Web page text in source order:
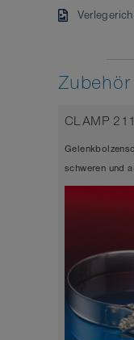
Zubehör
CLAMP 211
schweren und